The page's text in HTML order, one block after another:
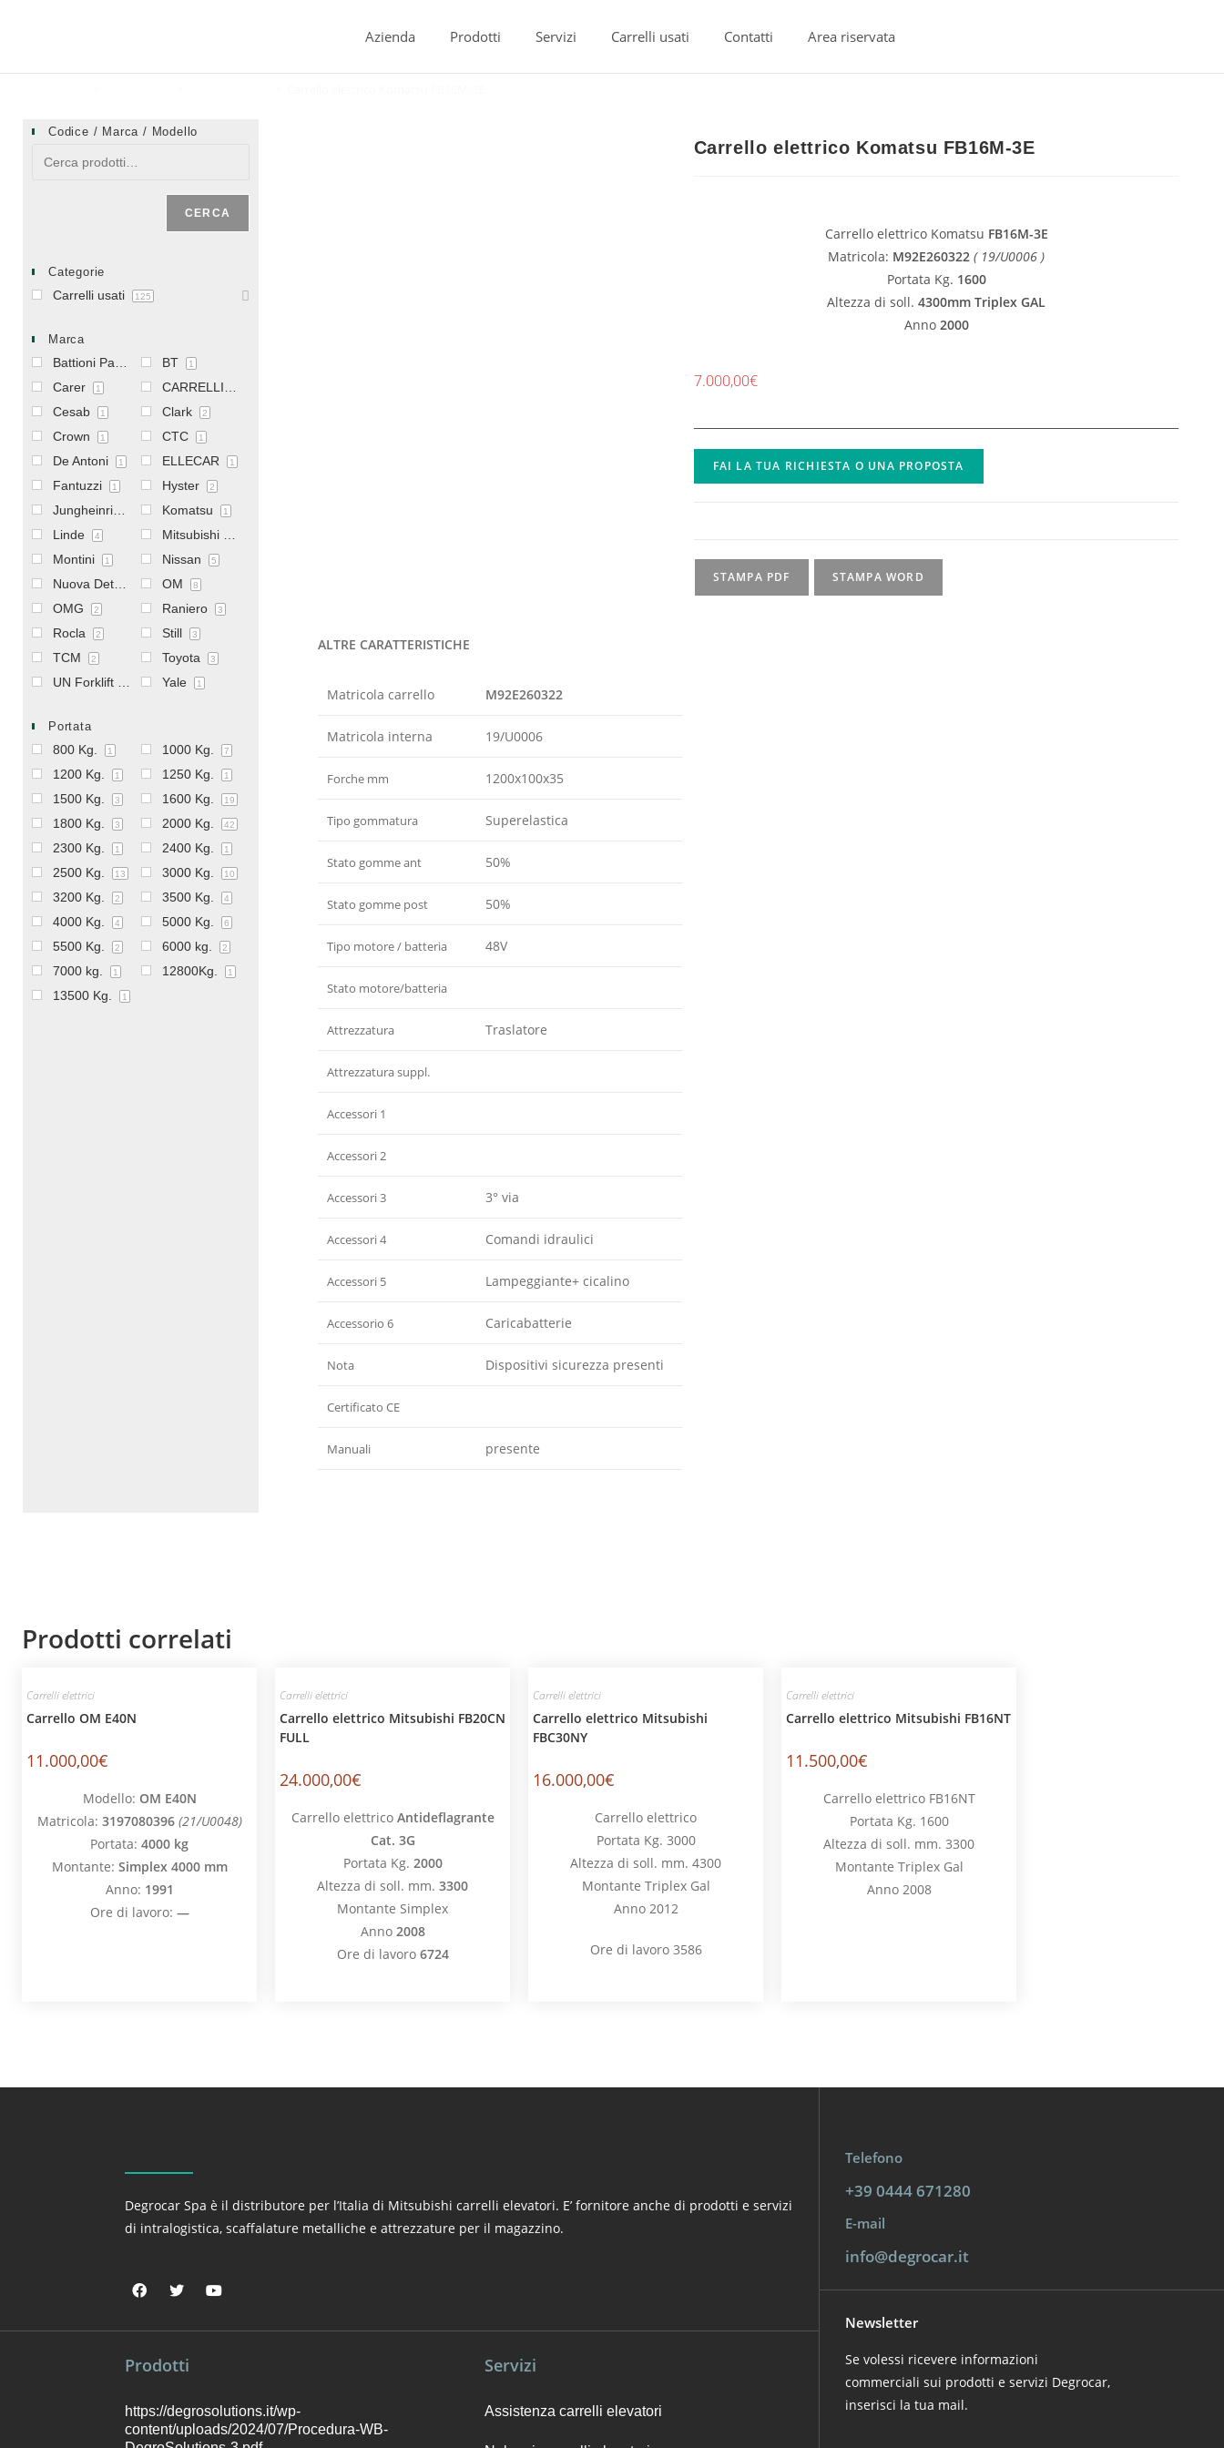
Azienda Prodotti Servizi Carrelli usati Contatti Area riservata
Codice / Marca / Modello
CERCA
Categorie
Carrelli usati 125
Marca
Battioni Pagani 1 BT 1
Carer 1 CARRELLIFICIO VICENTINO
Cesab 1 Clark 2
Crown 1 CTC 1
De Antoni 1 ELLECAR 1
Fantuzzi 1 Hyster 2
Jungheinrich Komatsu 1
Linde 4 Mitsubishi 69
Montini 1 Nissan 5
Nuova Detas 1 OM 8
OMG 2 Raniero 3
Rocla 2 Still 3
TCM 2 Toyota 3
UN Forklift 1 Yale 1
Portata
800 Kg. 1 1000 Kg. 7
1200 Kg. 1 1250 Kg. 1
1500 Kg. 3 1600 Kg. 19
1800 Kg. 3 2000 Kg. 42
2300 Kg. 1 2400 Kg. 1
2500 Kg. 13 3000 Kg. 10
3200 Kg. 2 3500 Kg. 4
4000 Kg. 4 5000 Kg. 6
5500 Kg. 2 6000 kg. 2
7000 kg. 1 12800Kg. 1
13500 Kg. 1
Carrello elettrico Komatsu FB16M-3E
Carrello elettrico Komatsu FB16M-3E
Matricola: M92E260322( 19/U0006 )
Portata Kg. 1600
Altezza di soll.4300mm Triplex GAL
Anno 2000
7.000,00€
FAI LA TUA RICHIESTA O UNA PROPOSTA
STAMPA PDF STAMPA WORD
ALTRE CARATTERISTICHE
Matricola carrello M92E260322
Matricola interna 19/U0006
Forche mm 1200x100x35
Tipo gommatura Superelastica
Stato gomme ant 50%
Stato gomme post 50%
Tipo motore / batteria 48V
Stato motore/batteria
Attrezzatura Traslatore
Attrezzatura suppl.
Accessori 1
Accessori 2
Accessori 3 3° via
Accessori 4 Comandi idraulici
Accessori 5 Lampeggiante+ cicalino
Accessorio 6 Caricabatterie
Nota Dispositivi sicurezza presenti
Certificato CE
Manuali presente
Prodotti correlati
Carrelli elettrici
Carrello OM E40N
11.000,00€
Modello: OM E40N
Matricola: 3197080396 (21/U0048)
Portata: 4000 kg
Montante: Simplex 4000 mm
Anno: 1991
Ore di lavoro: —
Carrelli elettrici
Carrello elettrico Mitsubishi FB20CN
FULL
24.000,00€
Carrello elettrico Antideflagrante
Cat. 3G
Portata Kg. 2000
Altezza di soll. mm. 3300
Montante Simplex
Anno 2008
Ore di lavoro 6724
Carrelli elettrici
Carrello elettrico Mitsubishi
FBC30NY
16.000,00€
Carrello elettrico
Portata Kg. 3000
Altezza di soll. mm. 4300
Montante Triplex Gal
Anno 2012
Ore di lavoro 3586
Carrelli elettrici
Carrello elettrico Mitsubishi FB16NT
11.500,00€
Carrello elettrico FB16NT
Portata Kg. 1600
Altezza di soll. mm. 3300
Montante Triplex Gal
Anno 2008
Degrocar Spa è il distributore per l’Italia di Mitsubishi carrelli elevatori. E’ fornitore anche di prodotti e servizi
di intralogistica, scaffalature metalliche e attrezzature per il magazzino.
Prodotti
https://degrosolutions.it/wp-
content/uploads/2024/07/Procedura-WB-
Servizi
Assistenza carrelli elevatori
Telefono
+39 0444 671280
E-mail
info@degrocar.it
Newsletter
Se volessi ricevere informazioni
commerciali sui prodotti e servizi Degrocar,
inserisci la tua mail.